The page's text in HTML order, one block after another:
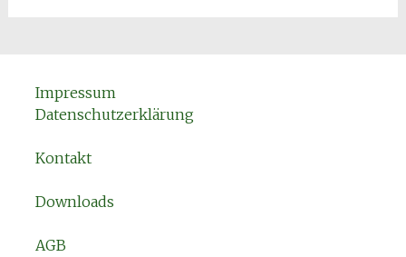
Impressum
Datenschutzerklärung
Kontakt
Downloads
AGB